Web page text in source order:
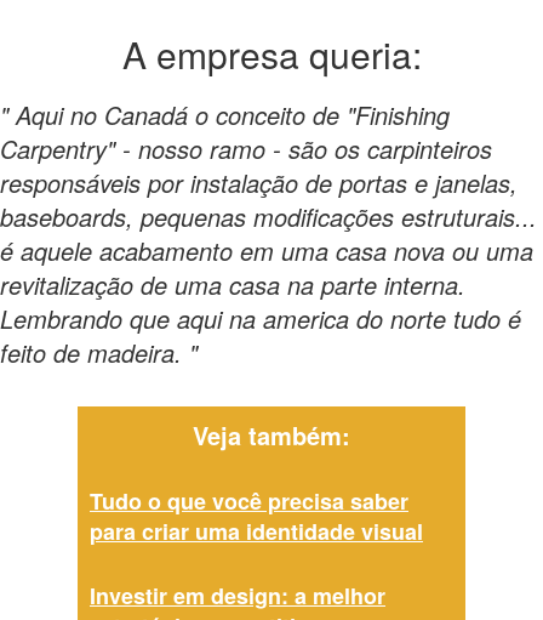
A empresa queria:
" Aqui no Canadá o conceito de "Finishing
Carpentry" - nosso ramo - são os carpinteiros
responsáveis por instalação de portas e janelas,
baseboards, pequenas modificações estruturais...
é aquele acabamento em uma casa nova ou uma
revitalização de uma casa na parte interna.
Lembrando que aqui na america do norte tudo é
feito de madeira. "
Veja também:
Tudo o que você precisa saber
para criar uma identidade visual
Investir em design: a melhor